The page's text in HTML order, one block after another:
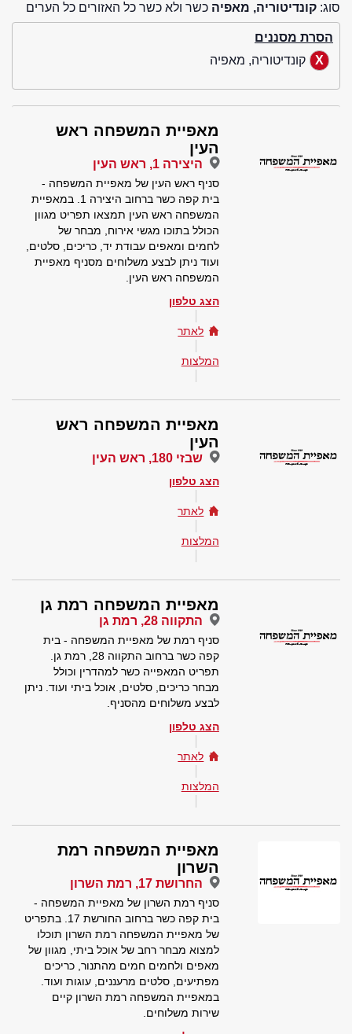
סוג: קונדיטוריה, מאפיה כשר ולא כשר כל האזורים כל הערים
הסרת מסננים
קונדיטוריה, מאפיה
מאפיית המשפחה ראש
העין
היצירה 1, ראש העין
סניף ראש העין של מאפיית המשפחה -
בית קפה כשר ברחוב היצירה 1. במאפיית
המשפחה ראש העין תמצאו תפריט מגוון
הכולל בתוכו מגשי אירוח, מבחר של
לחמים ומאפים עבודת יד, כריכים, סלטים,
ועוד ניתן לבצע משלוחים מסניף מאפיית
המשפחה ראש העין.
הצג טלפון
לאתר
המלצות
מאפיית המשפחה ראש
העין
שבזי 180, ראש העין
הצג טלפון
לאתר
המלצות
מאפיית המשפחה רמת גן
התקווה 28, רמת גן
סניף רמת של מאפיית המשפחה - בית
קפה כשר ברחוב התקווה 28, רמת גן.
תפריט המאפייה כשר למהדרין וכולל
מבחר כריכים, סלטים, אוכל ביתי ועוד. ניתן
לבצע משלוחים מהסניף.
הצג טלפון
לאתר
המלצות
מאפיית המשפחה רמת
השרון
החרושת 17, רמת השרון
סניף רמת השרון של מאפיית המשפחה -
בית קפה כשר ברחוב החורשת 17. בתפריט
של מאפיית המשפחה רמת השרון תוכלו
למצוא מבחר רחב של אוכל ביתי, מגוון של
מאפים ולחמים חמים מהתנור, כריכים
מפתיעים, סלטים מרעננים, עוגות ועוד.
במאפיית המשפחה רמת השרון קיים
שירות משלוחים.